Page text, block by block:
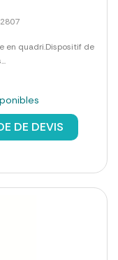
en quadri.Dispositif de
DE DEVIS